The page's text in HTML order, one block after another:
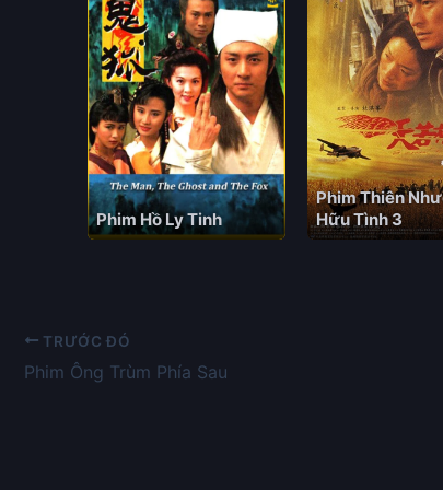
Phim Hồ Ly Tinh
Phim Thiên
Hữu Tình 3
TRƯỚC ĐÓ
Phim Ông Trùm Phía Sau